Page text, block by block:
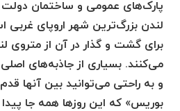
پارک‌های عمومی و ساختمان دولت
لندن بزرگ‌ترین شهر اروپای
می‌کنند. بسیاری از جاذبه‌های
و به راحتی می‌توانید بین آنها
بوریس» که این روزها همه جا